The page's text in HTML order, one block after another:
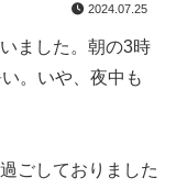
2024.07.25
ました。朝の3時
。いや、夜中も
ごしておりました